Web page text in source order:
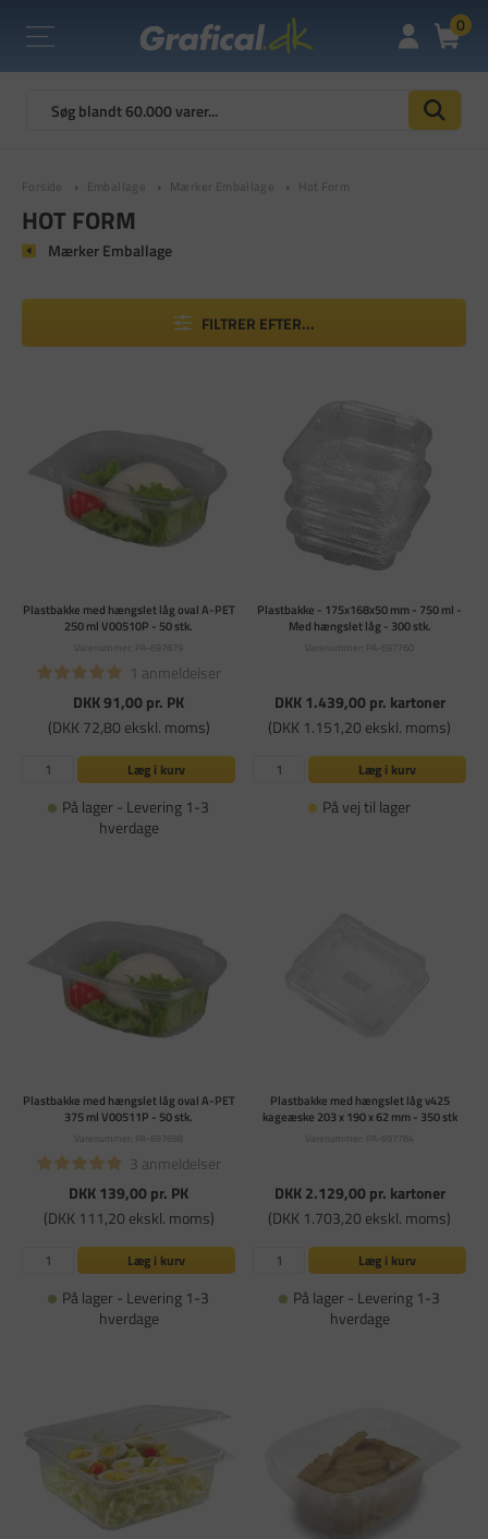
0
Forside Emballage Mærker Emballage Hot Form
HOT FORM
Mærker Emballage
FILTRER EFTER...
Plastbakke med hængslet låg oval A-PET
250 ml V00510P - 50 stk.
Varenummer: PA-697879
1 anmeldelser
DKK 91,00pr. PK
(DKK 72,80 ekskl. moms)
Læg i kurv
På lager - Levering 1-3
hverdage
Plastbakke - 175x168x50 mm - 750 ml -
Med hængslet låg - 300 stk.
Varenummer: PA-697760
DKK 1.439,00pr. kartoner
(DKK 1.151,20 ekskl. moms)
Læg i kurv
På vej til lager
Plastbakke med hængslet låg oval A-PET
375 ml V00511P - 50 stk.
Varenummer: PA-697698
3 anmeldelser
DKK 139,00pr. PK
(DKK 111,20 ekskl. moms)
Læg i kurv
På lager - Levering 1-3
hverdage
Plastbakke med hængslet låg v425
kageæske 203 x 190 x 62 mm - 350 stk
Varenummer: PA-697784
DKK 2.129,00pr. kartoner
(DKK 1.703,20 ekskl. moms)
Læg i kurv
På lager - Levering 1-3
hverdage